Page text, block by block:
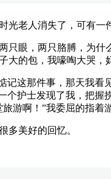
老人消失了，可有一
眼，两只胳膊，为什
的包，我嚎啕大哭
这那件事，那天我看
个护士发现了我，把
游啊！”我委屈的指
美好的回忆。